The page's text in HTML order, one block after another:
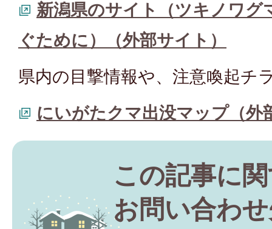
新潟県のサイト（ツキノワグ
ぐために）（外部サイト）
県内の目撃情報や、注意喚起チ
にいがたクマ出没マップ（外
この記事に
お問い合わ